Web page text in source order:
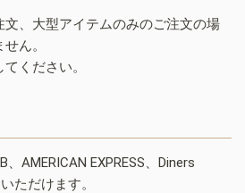
、大型アイテムのみのご注文の場
ん。
ください。
AMERICAN EXPRESS、Diners
ただけます。